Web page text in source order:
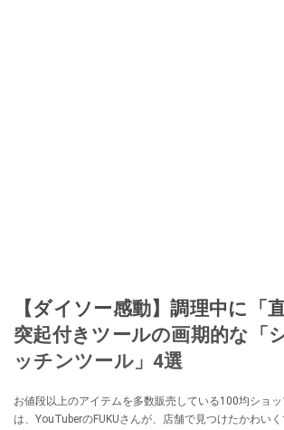
【ダイソー感動】調理中に「
突起付きツールの画期的な「
ッチンツール」4選
お値段以上のアイテムを多数販売している100均ショ
は、YouTuberのFUKUさんが、店舗で見つけたかわい